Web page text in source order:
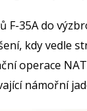
F-35A do
kdy vedle
operace
námořní